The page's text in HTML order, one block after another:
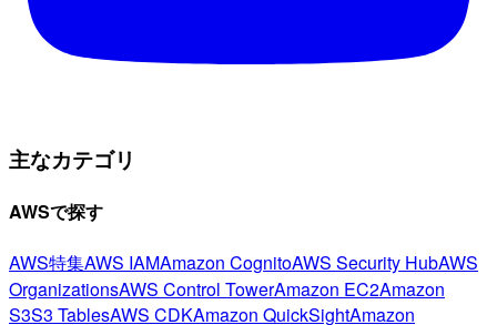
主なカテゴリ
AWSで探す
AWS特集AWS IAMAmazon CognitoAWS Security HubAWS
OrganizationsAWS Control TowerAmazon EC2Amazon
S3S3 TablesAWS CDKAmazon QuickSightAmazon